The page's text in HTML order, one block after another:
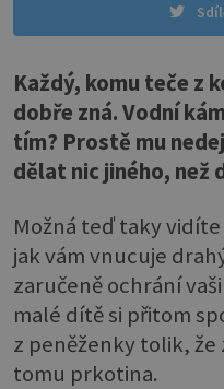
Každý, komu teče z
dobře zná. Vodní
tím? Prostě mu
dělat nic jiného, než
Možná teď taky
jak vám vnucuje
zaručeně ochrání
malé dítě si přitom
z peněženky tolik, že
tomu prkotina.